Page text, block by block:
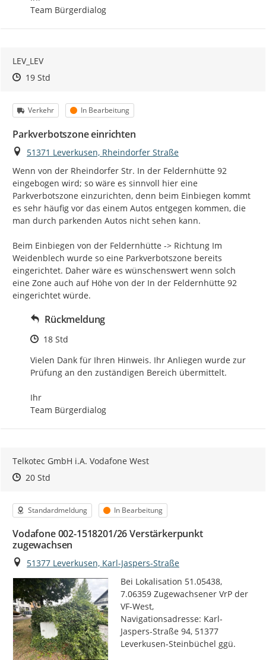
Team Bürgerdialog
LEV_LEV
Zeitpunkt des Erstellens
Zeitpunkt des Erstellens
19 StdZur Äußerung
Kategorie
Verkehr Status
In Bearbeitung
Parkverbotszone einrichten
Ort
51371 Leverkusen, Rheindorfer Straße
Wenn von der Rheindorfer Str. In der Feldernhütte 92
eingebogen wird; so wäre es sinnvoll hier eine
Parkverbotszone einzurichten, denn beim Einbiegen kommt
es sehr häufig vor das einem Autos entgegen kommen, die
man durch parkenden Autos nicht sehen kann.
Beim Einbiegen von der Feldernhütte -> Richtung Im
Weidenblech wurde so eine Parkverbotszone bereits
eingerichtet. Daher wäre es wünschenswert wenn solch
eine Zone auch auf Höhe von der In der Feldernhütte 92
eingerichtet würde.
Rückmeldung
Zeitpunkt des Erstellens
18 Std
Vielen Dank für Ihren Hinweis. Ihr Anliegen wurde zur
Prüfung an den zuständigen Bereich übermittelt.
Ihr
Team Bürgerdialog
Telkotec GmbH i.A. Vodafone West
Zeitpunkt des Erstellens
Zeitpunkt des Erstellens
20 StdZur Äußerung
Kategorie
Standardmeldung Status
In Bearbeitung
Vodafone 002-1518201/26 Verstärkerpunkt
zugewachsen
Ort
51377 Leverkusen, Karl-Jaspers-Straße
Bei Lokalisation 51.05438,
7.06359 Zugewachsener VrP der
VF-West,
Navigationsadresse: Karl-
Jaspers-Straße 94, 51377
Leverkusen-Steinbüchel ggü.